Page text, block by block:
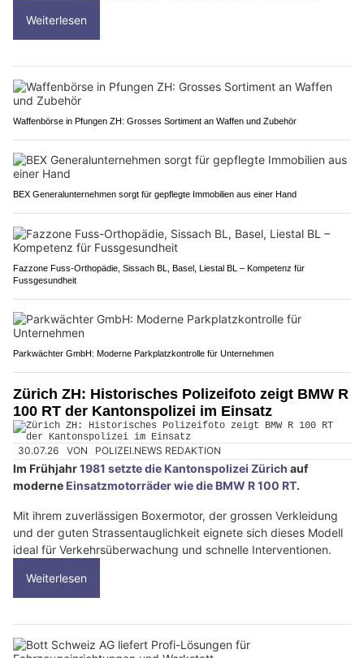
Weiterlesen
Waffenbörse in Pfungen ZH: Grosses Sortiment an Waffen und Zubehör
BEX Generalunternehmen sorgt für gepflegte Immobilien aus einer Hand
Fazzone Fuss-Orthopädie, Sissach BL, Basel, Liestal BL – Kompetenz für
Fussgesundheit
Parkwächter GmbH: Moderne Parkplatzkontrolle für Unternehmen
Zürich ZH: Historisches Polizeifoto zeigt BMW R
100 RT der Kantonspolizei im Einsatz
30.07.26 VON POLIZEI.NEWS REDAKTION
Im Frühjahr1981 setzte die Kantonspolizei Zürich auf
moderne Einsatzmotorräder wie die BMW R 100 RT.
Mit ihrem zuverlässigen Boxermotor, der grossen Verkleidung
und der guten Strassentauglichkeit eignete sich dieses Modell
ideal für Verkehrsüberwachung und schnelle Interventionen.
Weiterlesen